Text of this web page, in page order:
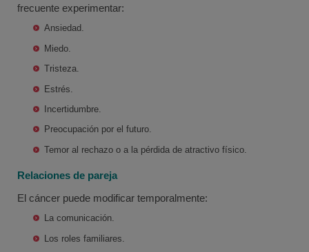
frecuente experimentar:
Ansiedad.
Miedo.
Tristeza.
Estrés.
Incertidumbre.
Preocupación por el futuro.
Temor al rechazo o a la pérdida de atractivo físico.
Relaciones de pareja
El cáncer puede modificar temporalmente:
La comunicación.
Los roles familiares.